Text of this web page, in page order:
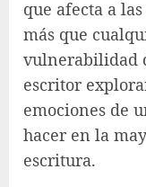
que afecta a
más que
vulnerabilidad
escritor
emociones de
hacer en la
escritura.